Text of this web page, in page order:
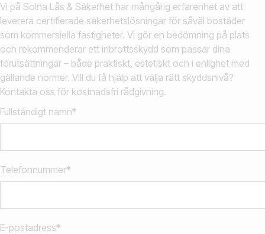
Vi på Solna Lås & Säkerhet har mångårig erfarenhet av att
leverera certifierade säkerhetslösningar för såväl bostäder
som kommersiella fastigheter. Vi gör en bedömning på plats
och rekommenderar ett inbrottsskydd som passar dina
förutsättningar – både praktiskt, estetiskt och i enlighet med
gällande normer. Vill du få hjälp att välja rätt skyddsnivå?
Kontakta oss för kostnadsfri rådgivning.
Fullständigt namn*
Telefonnummer*
E-postadress*